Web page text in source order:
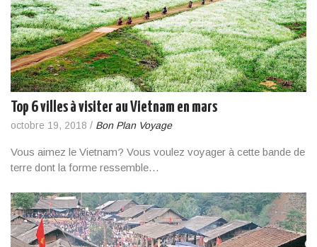
Top 6 villes à visiter au Vietnam en mars
octobre 19, 2018 / Bon Plan Voyage
Vous aimez le Vietnam? Vous voulez voyager à cette bande de
terre dont la forme ressemble…